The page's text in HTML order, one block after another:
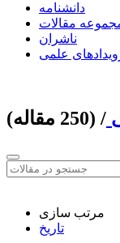
دانشنامه
مقالات
ناشران
علمی
‏/ (250 مقاله)
مرتب سازی
تاریخ